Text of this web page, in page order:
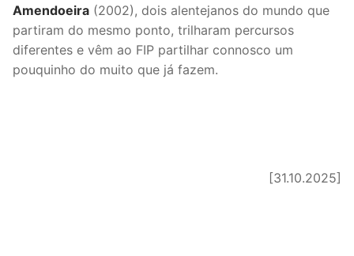
Amendoeira (2002), dois alentejanos do mundo que
partiram do mesmo ponto, trilharam percursos
diferentes e vêm ao FIP partilhar connosco um
pouquinho do muito que já fazem.
[31.10.2025]